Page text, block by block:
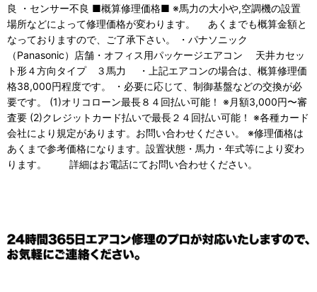
良 ・センサー不良 ■概算修理価格■ ※馬力の大小や,空調機の設置
場所などによって修理価格が変わります。 あくまでも概算金額と
なっておりますので、ご了承下さい。 ・パナソニック
（Panasonic）店舗・オフィス用パッケージエアコン 天井カセッ
ト形４方向タイプ ３馬力 ・上記エアコンの場合は、概算修理価
格38,000円程度です。 ・必要に応じて、制御基盤などの交換が必
要です。 (1)オリコローン最長８４回払い可能！ ※月額3,000円〜審
査要 (2)クレジットカード払いで最長２４回払い可能！ ※各種カード
会社により規定があります。お問い合わせください。 ※修理価格は
あくまで参考価格になります。設置状態・馬力・年式等により変わ
ります。 詳細はお電話にてお問い合わせください。